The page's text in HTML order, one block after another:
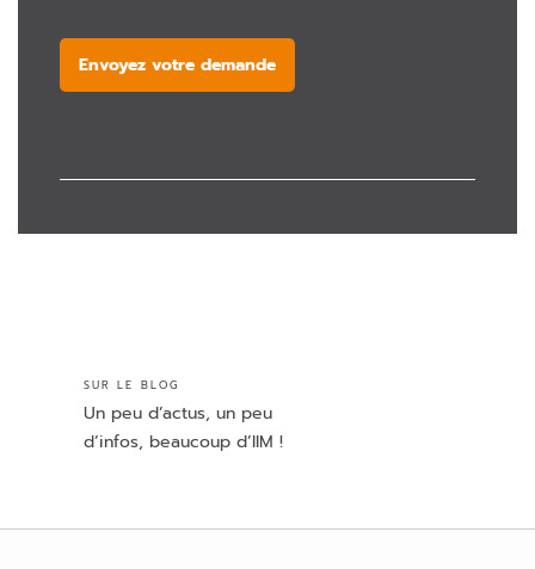
Envoyez votre demande
SUR LE BLOG
Un peu d’actus, un peu
d’infos, beaucoup d’IIM !